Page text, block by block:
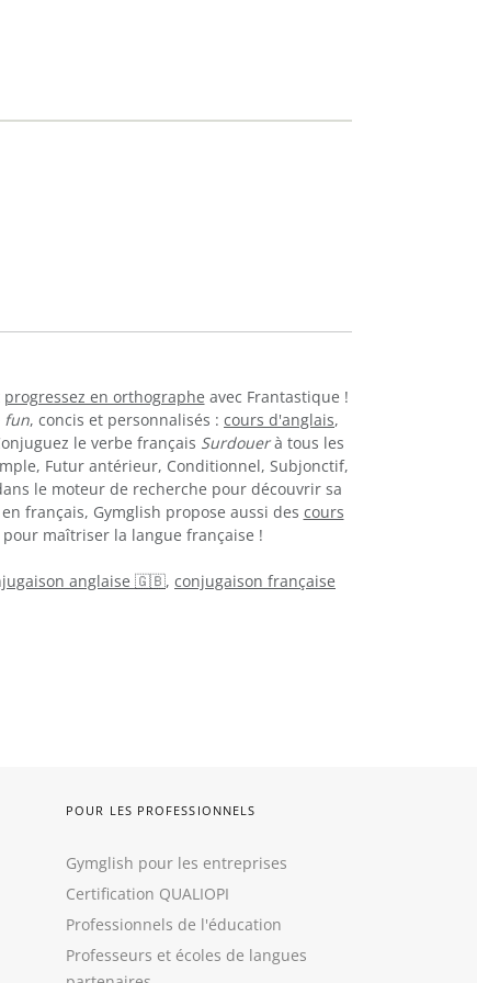
progressez en orthographe avec Frantastique !
fun, concis et personnalisés : cours d'anglais,
le verbe français Surdouerà tous les
Futur antérieur, Conditionnel, Subjonctif,
le moteur de recherche pour découvrir sa
français, Gymglish propose aussi des cours
maîtriser la langue française !
anglaise 🇬🇧, conjugaison française
POUR LES PROFESSIONNELS
Gymglish pour les entreprises
Certification QUALIOPI
Professionnels de l'éducation
Professeurs et écoles de langues